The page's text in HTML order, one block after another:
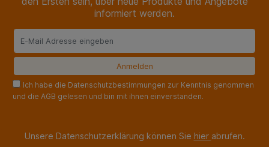
informiert werden.
Ich habe die Datenschutzbestimmungen zur Kenntnis genommen
und die AGB gelesen und bin mit ihnen einverstanden.
Unsere Datenschutzerklärung können Sie hier abrufen.